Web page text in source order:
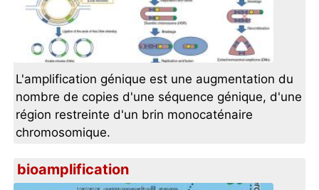
L'amplification génique est une augmentation du
nombre de copies d'une séquence génique, d'une
région restreinte d'un brin monocaténaire
chromosomique.
bioamplification